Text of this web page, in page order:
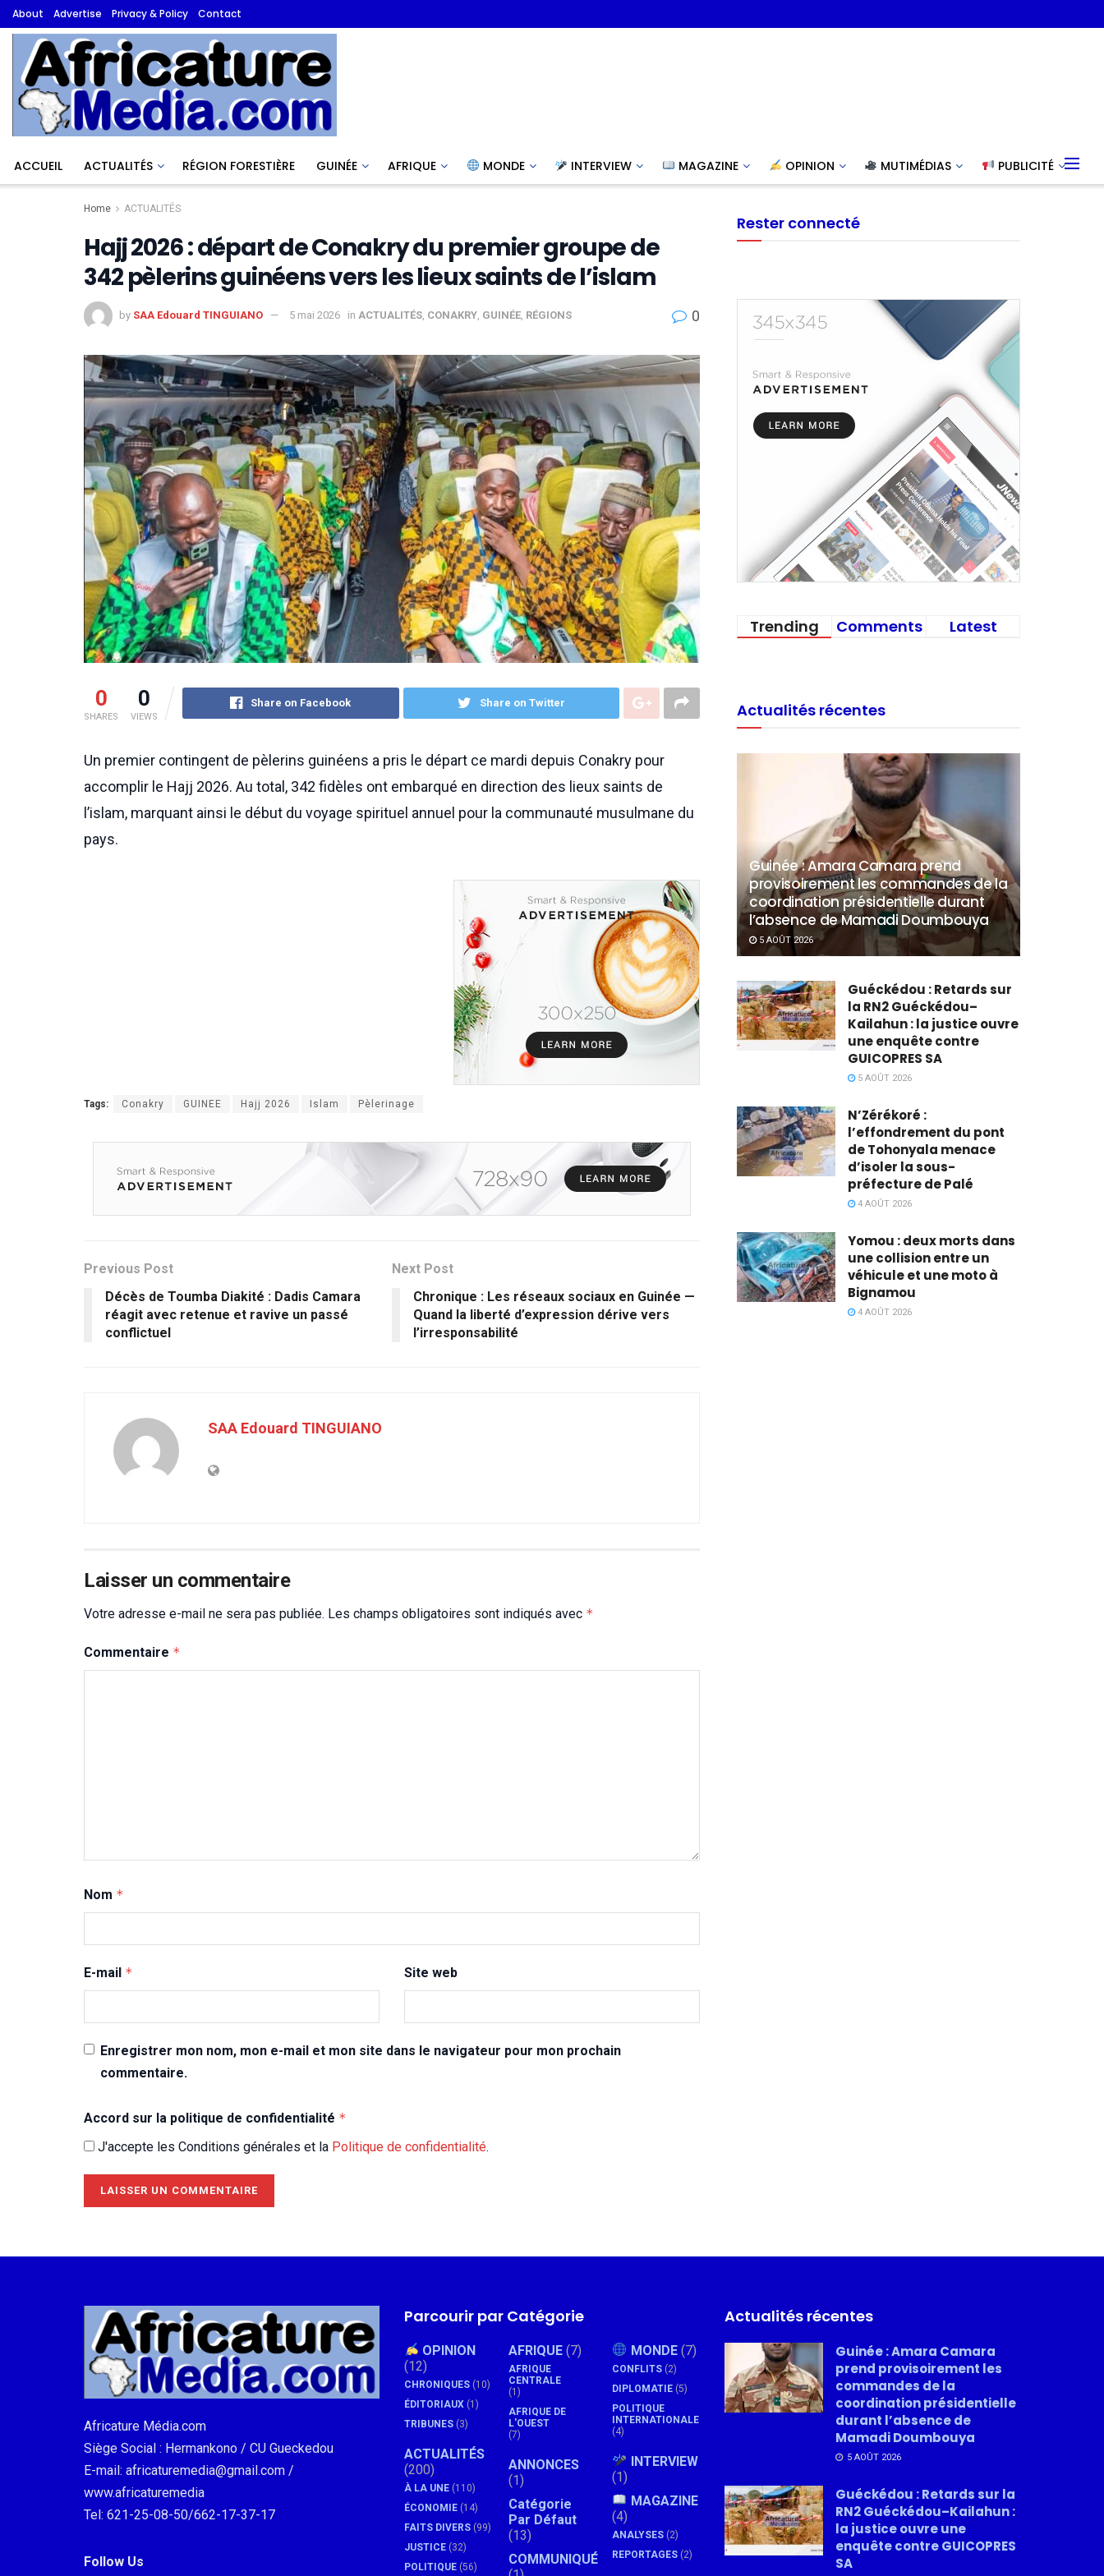
About Advertise Privacy & Policy Contact
ACCUEIL ACTUALITÉS RÉGION FORESTIÈRE GUINÉE AFRIQUE MONDE INTERVIEW MAGAZINE OPINION MUTIMÉDIAS PUBLICITÉ
Home ACTUALITÉS
Hajj 2026 : départ de Conakry du premier groupe de
342 pèlerins guinéens vers les lieux saints de l’islam
by SAA Edouard TINGUIANO 5 mai 2026 in ACTUALITÉS, CONAKRY, GUINÉE, RÉGIONS 0
0
SHARES
0
VIEWS
Share on Facebook Share on Twitter
Un premier contingent de pèlerins guinéens a pris le départ ce mardi depuis Conakry pour
accomplir le Hajj 2026. Au total, 342 fidèles ont embarqué en direction des lieux saints de
l’islam, marquant ainsi le début du voyage spirituel annuel pour la communauté musulmane du
pays.
Tags: Conakry GUINEE Hajj 2026 Islam Pèlerinage
Previous Post
Décès de Toumba Diakité : Dadis Camara
réagit avec retenue et ravive un passé
conflictuel
Next Post
Chronique : Les réseaux sociaux en Guinée —
Quand la liberté d’expression dérive vers
l’irresponsabilité
SAA Edouard TINGUIANO
Laisser un commentaire
Votre adresse e-mail ne sera pas publiée. Les champs obligatoires sont indiqués avec *
Commentaire *
Nom *
E-mail * Site web
Enregistrer mon nom, mon e-mail et mon site dans le navigateur pour mon prochain
commentaire.
Accord sur la politique de confidentialité *
J'accepte les Conditions générales et la Politique de confidentialité.
Rester connecté
Trending Comments Latest
Actualités récentes
Guinée : Amara Camara prend
provisoirement les commandes de la
coordination présidentielle durant
l’absence de Mamadi Doumbouya
5 AOÛT 2026
Guéckédou : Retards sur
la RN2 Guéckédou–
Kailahun : la justice ouvre
une enquête contre
GUICOPRES SA
5 AOÛT 2026
N’Zérékoré :
l’effondrement du pont
de Tohonyala menace
d’isoler la sous-
préfecture de Palé
4 AOÛT 2026
Yomou : deux morts dans
une collision entre un
véhicule et une moto à
Bignamou
4 AOÛT 2026
Africature Média.com
Siège Social : Hermankono / CU Gueckedou
E-mail: africaturemedia@gmail.com /
www.africaturemedia
Tel: 621-25-08-50/662-17-37-17
Follow Us
Parcourir par Catégorie
OPINION
(12)
CHRONIQUES (10)
ÉDITORIAUX (1)
TRIBUNES (3)
ACTUALITÉS
(200)
À LA UNE (110)
ÉCONOMIE (14)
FAITS DIVERS (99)
JUSTICE (32)
POLITIQUE (56)
AFRIQUE(7)
AFRIQUE
CENTRALE
(1)
AFRIQUE DE
L'OUEST
(7)
ANNONCES
(1)
Catégorie
Par Défaut
(13)
COMMUNIQUÉ
MONDE(7)
CONFLITS (2)
DIPLOMATIE (5)
POLITIQUE
INTERNATIONALE
(4)
INTERVIEW
(1)
MAGAZINE
(4)
ANALYSES (2)
REPORTAGES (2)
Actualités récentes
Guinée : Amara Camara
prend provisoirement les
commandes de la
coordination présidentielle
durant l’absence de
Mamadi Doumbouya
5 AOÛT 2026
Guéckédou : Retards sur la
RN2 Guéckédou–Kailahun :
la justice ouvre une
enquête contre GUICOPRES
SA